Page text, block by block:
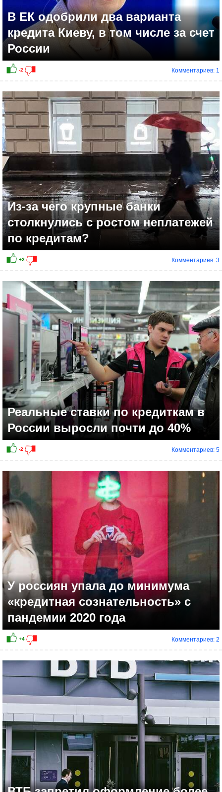
0
В ЕК одобрили два варианта
кредита Киеву, в том числе за счет
России
-2
Комментариев: 1
Из-за чего крупные банки
столкнулись с ростом неплатежей
по кредитам?
Комментариев: 3
Реальные ставки по кредиткам в
России выросли почти до 40%
Комментариев: 5
У россиян упала до минимума
«кредитная сознательность» с
пандемии 2020 года
Комментариев: 2